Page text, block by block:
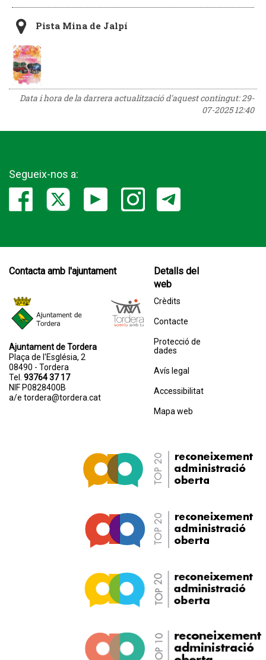
Pista Mina de Jalpí
Data i hora de la darrera actualització d'aquest contingut:29-
07-2025 12:40
Segueix-nos a:
Contacta amb l'ajuntament
Ajuntament de Tordera
Plaça de l'Església, 2
08490 - Tordera
Tel. 93764 37 17
NIF P0828400B
a/e tordera@tordera.cat
Detalls del
web
Crèdits
Contacte
Protecció de
dades
Avís legal
Accessibilitat
Mapa web